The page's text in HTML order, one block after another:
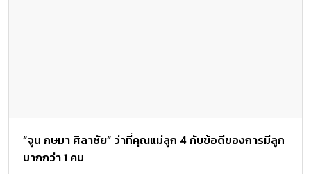
“จูน กษมา ศิลาชัย” ว่าที่คุณแม่ลูก 4 กับข้อดีของการมีลูก
มากกว่า 1 คน